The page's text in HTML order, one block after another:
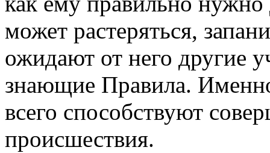
может растеряться,
ожидают от него другие
знающие Правила.
всего способствуют
происшествия.